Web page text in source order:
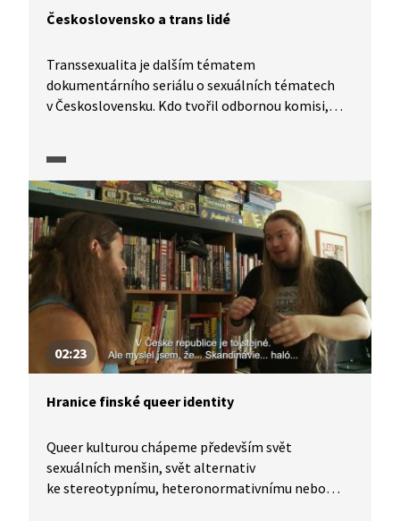
Československo a trans lidé
Transsexualita je dalším tématem
dokumentárního seriálu o sexuálních tématech
v Československu. Kdo tvořil odbornou komisi,
změně pohlaví? Video dál například prozradí,
z čeho se anatomicky vytváří nové pohlaví.
02:23
Hranice finské queer identity
Queer kulturou chápeme především svět
sexuálních menšin, svět alternativ
ke stereotypnímu, heteronormativnímu nebo